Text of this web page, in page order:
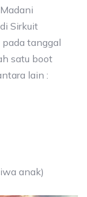
Sirkuit
pada tanggal
satu boot
lain :
anak)